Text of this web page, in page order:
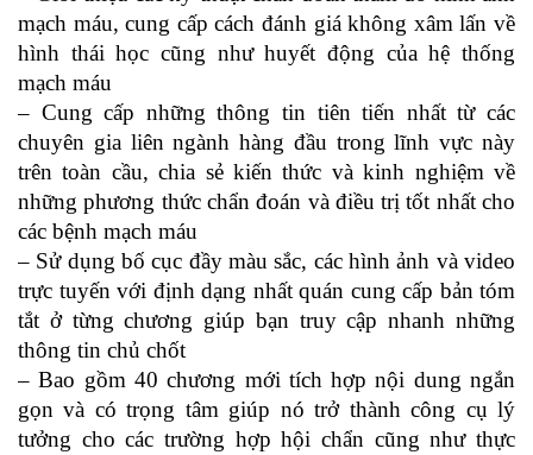
mạch máu, cung cấp cách đánh giá không xâm lấn về
hình thái học cũng như huyết động của hệ thống
mạch máu
– Cung cấp những thông tin tiên tiến nhất từ các
chuyên gia liên ngành hàng đầu trong lĩnh vực này
trên toàn cầu, chia sẻ kiến thức và kinh nghiệm về
những phương thức chẩn đoán và điều trị tốt nhất cho
các bệnh mạch máu
– Sử dụng bố cục đầy màu sắc, các hình ảnh và video
trực tuyến với định dạng nhất quán cung cấp bản tóm
tắt ở từng chương giúp bạn truy cập nhanh những
thông tin chủ chốt
– Bao gồm 40 chương mới tích hợp nội dung ngắn
gọn và có trọng tâm giúp nó trở thành công cụ lý
tưởng cho các trường hợp hội chẩn cũng như thực